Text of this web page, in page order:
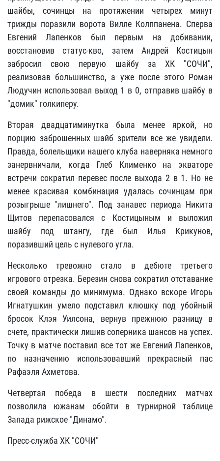
шайбы, сочинцы на протяжении четырех минут
трижды поразили ворота Вилле Колппанена. Сперва
Евгений Лапенков был первым на добивании,
восстановив статус-кво, затем Андрей Костицын
забросил свою первую шайбу за ХК "СОЧИ",
реализовав большинство, а уже после этого Роман
Людучин использовал выход 1 в 0, отправив шайбу в
"домик" голкиперу.
Вторая двадцатиминутка была менее яркой, но
порцию заброшенных шайб зрители все же увидели.
Правда, болельщики нашего клуба наверняка немного
занервничали, когда Глеб Клименко на экваторе
встречи сократил перевес после выхода 2 в 1. Но не
менее красивая комбинация удалась сочинцам при
розыгрыше "лишнего". Под занавес периода Никита
Щитов перепасовался с Костицыным и выложил
шайбу под штангу, где был Илья Крикунов,
поразивший цель с нулевого угла.
Несколько тревожно стало в дебюте третьего
игрового отрезка. Березин снова сократил отставание
своей команды до минимума. Однако вскоре Игорь
Игнатушкин умело подставил клюшку под убойный
бросок Клэя Уилсона, вернув прежнюю разницу в
счете, практически лишив соперника шансов на успех.
Точку в матче поставил все тот же Евгений Лапенков,
по назначению использовавший прекрасный пас
Рафаэля Ахметова.
Четвертая победа в шести последних матчах
позволила южанам обойти в турнирной таблице
Запада рижское "Динамо".
Пресс-служба ХК "СОЧИ"